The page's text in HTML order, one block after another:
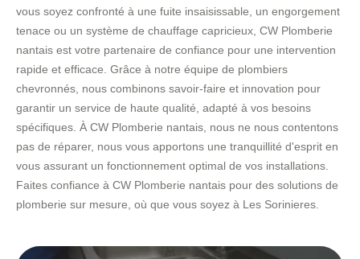
vous soyez confronté à une fuite insaisissable, un engorgement
tenace ou un système de chauffage capricieux, CW Plomberie
nantais est votre partenaire de confiance pour une intervention
rapide et efficace. Grâce à notre équipe de plombiers
chevronnés, nous combinons savoir-faire et innovation pour
garantir un service de haute qualité, adapté à vos besoins
spécifiques. À CW Plomberie nantais, nous ne nous contentons
pas de réparer, nous vous apportons une tranquillité d'esprit en
vous assurant un fonctionnement optimal de vos installations.
Faites confiance à CW Plomberie nantais pour des solutions de
plomberie sur mesure, où que vous soyez à Les Sorinieres.